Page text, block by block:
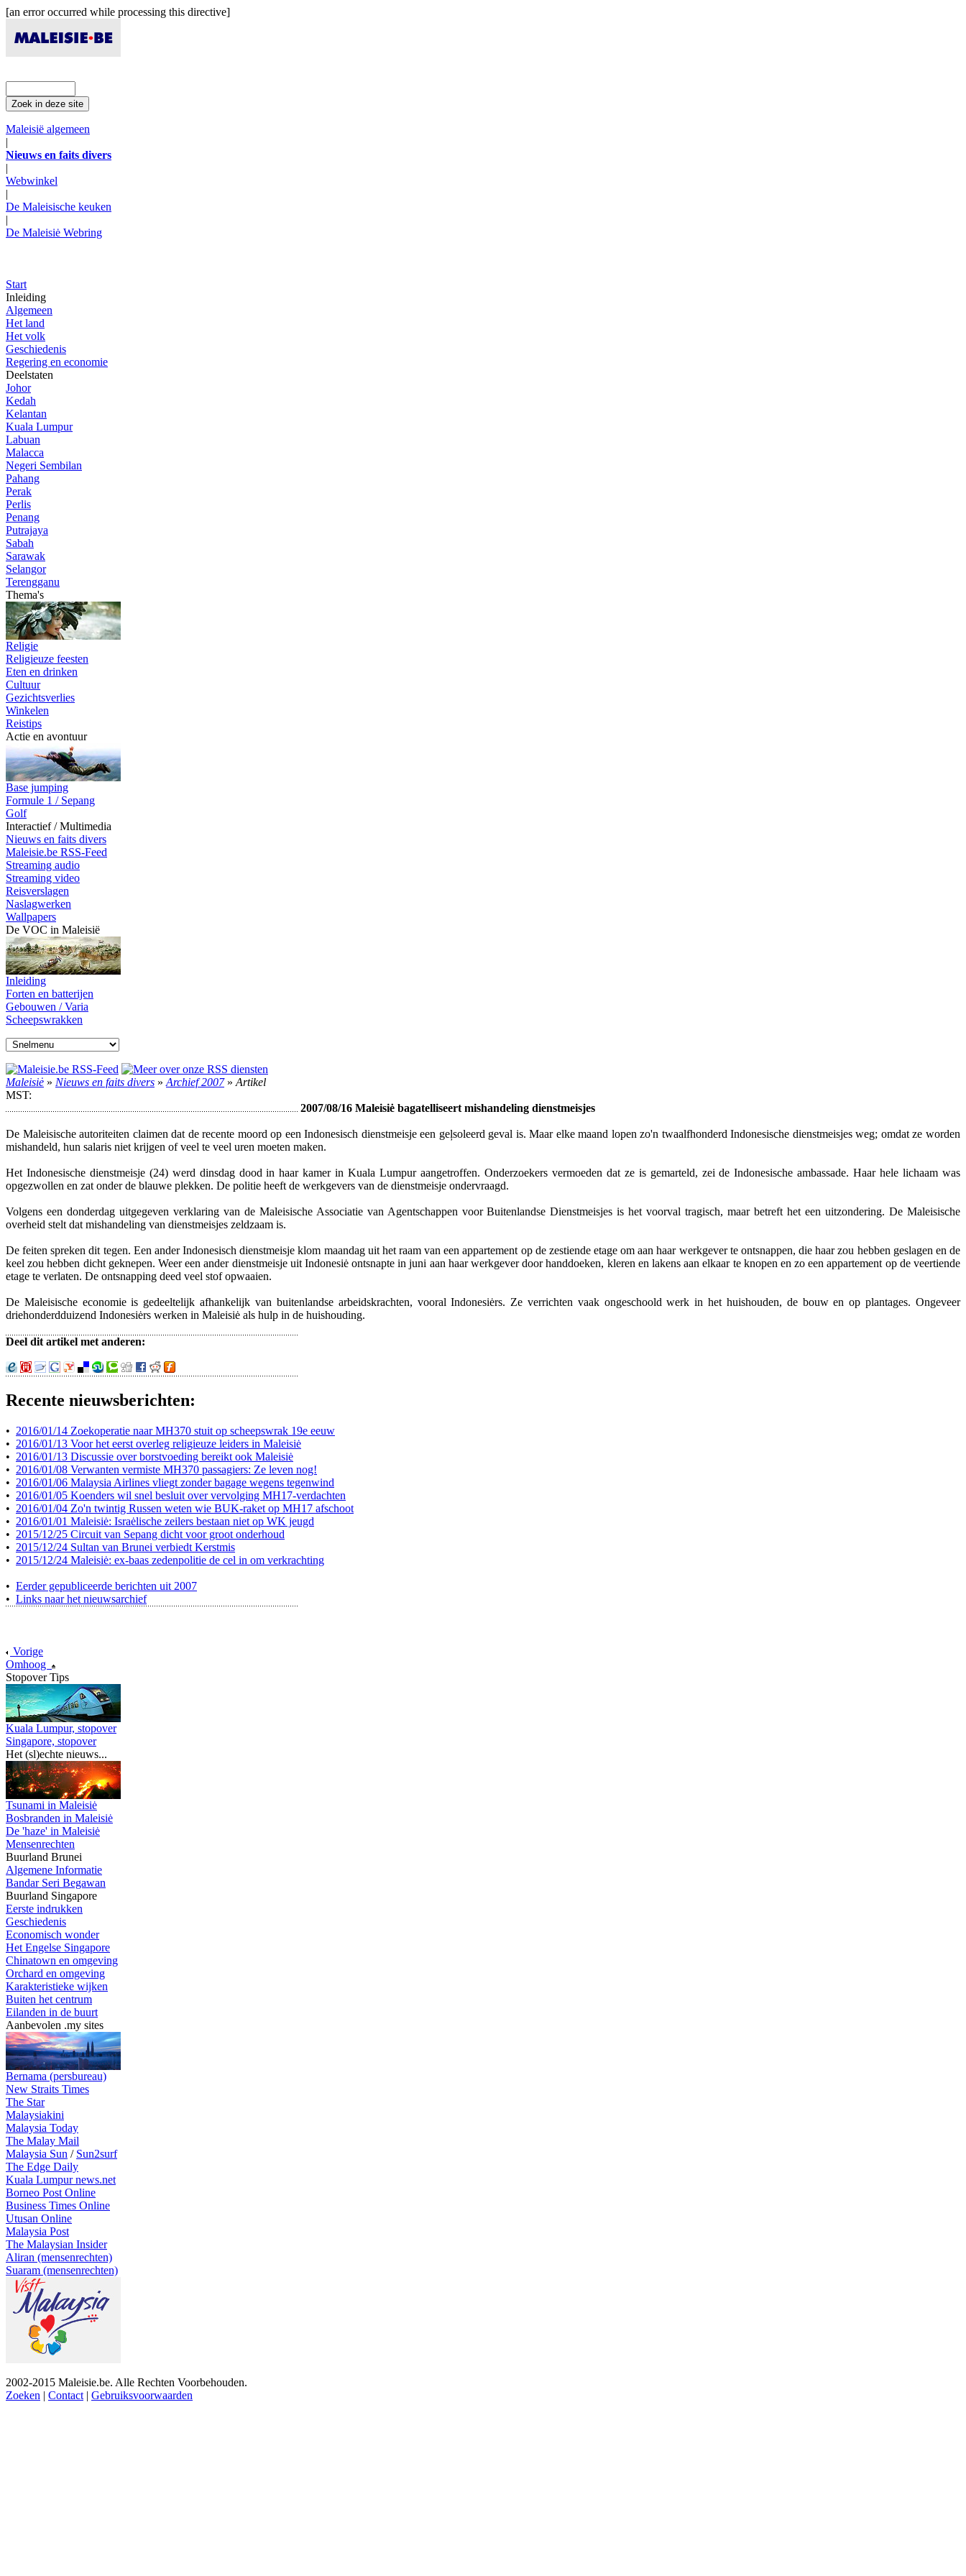
[an error occurred while processing this directive]
Maleisië algemeen
|
Nieuws en faits divers
|
Webwinkel
|
De Maleisische keuken
|
De Maleisiė Webring
Start
Inleiding
Algemeen
Het land
Het volk
Geschiedenis
Regering en economie
Deelstaten
Johor
Kedah
Kelantan
Kuala Lumpur
Labuan
Malacca
Negeri Sembilan
Pahang
Perak
Perlis
Penang
Putrajaya
Sabah
Sarawak
Selangor
Terengganu
Thema's
Religie
Religieuze feesten
Eten en drinken
Cultuur
Gezichtsverlies
Winkelen
Reistips
Actie en avontuur
Base jumping
Formule 1 / Sepang
Golf
Interactief / Multimedia
Nieuws en faits divers
Maleisie.be RSS-Feed
Streaming audio
Streaming video
Reisverslagen
Naslagwerken
Wallpapers
De VOC in Maleisië
Inleiding
Forten en batterijen
Gebouwen / Varia
Scheepswrakken
Maleisiė » Nieuws en faits divers » Archief 2007» Artikel
MST:
2007/08/16 Maleisiė bagatelliseert mishandeling dienstmeisjes
De Maleisische autoriteiten claimen dat de recente moord op een Indonesisch dienstmeisje een geļsoleerd geval is. Maar elke maand lopen zo'n twaalfhonderd Indonesische dienstmeisjes weg; omdat ze worden
mishandeld, hun salaris niet krijgen of veel te veel uren moeten maken.
Het Indonesische dienstmeisje (24) werd dinsdag dood in haar kamer in Kuala Lumpur aangetroffen. Onderzoekers vermoeden dat ze is gemarteld, zei de Indonesische ambassade. Haar hele lichaam was
opgezwollen en zat onder de blauwe plekken. De politie heeft de werkgevers van de dienstmeisje ondervraagd.
Volgens een donderdag uitgegeven verklaring van de Maleisische Associatie van Agentschappen voor Buitenlandse Dienstmeisjes is het voorval tragisch, maar betreft het een uitzondering. De Maleisische
overheid stelt dat mishandeling van dienstmeisjes zeldzaam is.
De feiten spreken dit tegen. Een ander Indonesisch dienstmeisje klom maandag uit het raam van een appartement op de zestiende etage om aan haar werkgever te ontsnappen, die haar zou hebben geslagen en de
keel zou hebben dicht geknepen. Weer een ander dienstmeisje uit Indonesiė ontsnapte in juni aan haar werkgever door handdoeken, kleren en lakens aan elkaar te knopen en zo een appartement op de veertiende
etage te verlaten. De ontsnapping deed veel stof opwaaien.
De Maleisische economie is gedeeltelijk afhankelijk van buitenlandse arbeidskrachten, vooral Indonesiėrs. Ze verrichten vaak ongeschoold werk in het huishouden, de bouw en op plantages. Ongeveer
driehonderdduizend Indonesiėrs werken in Maleisiė als hulp in de huishouding.
Deel dit artikel met anderen:
Recente nieuwsberichten:
• 2016/01/14 Zoekoperatie naar MH370 stuit op scheepswrak 19e eeuw
• 2016/01/13 Voor het eerst overleg religieuze leiders in Maleisiė
• 2016/01/13 Discussie over borstvoeding bereikt ook Maleisiė
• 2016/01/08 Verwanten vermiste MH370 passagiers: Ze leven nog!
• 2016/01/06 Malaysia Airlines vliegt zonder bagage wegens tegenwind
• 2016/01/05 Koenders wil snel besluit over vervolging MH17-verdachten
• 2016/01/04 Zo'n twintig Russen weten wie BUK-raket op MH17 afschoot
• 2016/01/01 Maleisiė: Israėlische zeilers bestaan niet op WK jeugd
• 2015/12/25 Circuit van Sepang dicht voor groot onderhoud
• 2015/12/24 Sultan van Brunei verbiedt Kerstmis
• 2015/12/24 Maleisiė: ex-baas zedenpolitie de cel in om verkrachting
• Eerder gepubliceerde berichten uit 2007
• Links naar het nieuwsarchief
Vorige
Omhoog
Stopover Tips
Kuala Lumpur, stopover
Singapore, stopover
Het (sl)echte nieuws...
Tsunami in Maleisiė
Bosbranden in Maleisiė
De 'haze' in Maleisiė
Mensenrechten
Buurland Brunei
Algemene Informatie
Bandar Seri Begawan
Buurland Singapore
Eerste indrukken
Geschiedenis
Economisch wonder
Het Engelse Singapore
Chinatown en omgeving
Orchard en omgeving
Karakteristieke wijken
Buiten het centrum
Eilanden in de buurt
Aanbevolen .my sites
Bernama (persbureau)
New Straits Times
The Star
Malaysiakini
Malaysia Today
The Malay Mail
Malaysia Sun / Sun2surf
The Edge Daily
Kuala Lumpur news.net
Borneo Post Online
Business Times Online
Utusan Online
Malaysia Post
The Malaysian Insider
Aliran (mensenrechten)
Suaram (mensenrechten)
2002-2015 Maleisie.be. Alle Rechten Voorbehouden.
Zoeken | Contact | Gebruiksvoorwaarden